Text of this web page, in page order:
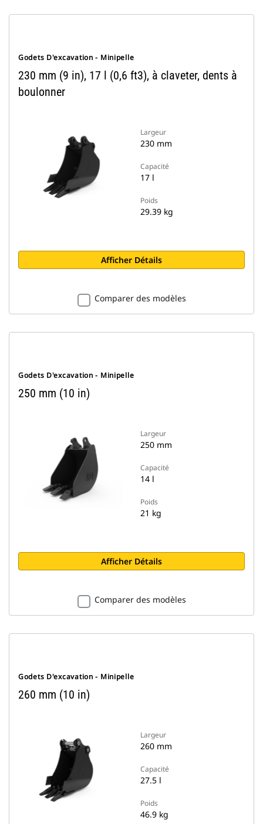
Godets D'excavation - Minipelle
230 mm (9 in), 17 l (0,6 ft3), à claveter, dents à
boulonner
Largeur
230 mm
Capacité
17 l
Poids
29.39 kg
Afficher Détails
Comparer des modèles
Godets D'excavation - Minipelle
250 mm (10 in)
Largeur
250 mm
Capacité
14 l
Poids
21 kg
Afficher Détails
Comparer des modèles
Godets D'excavation - Minipelle
260 mm (10 in)
Largeur
260 mm
Capacité
27.5 l
Poids
46.9 kg